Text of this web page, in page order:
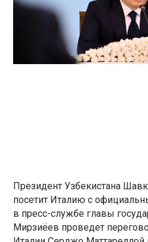
Президент Узбекистана
посетит Италию с
в пресс-службе главы
Мирзиёев проведет